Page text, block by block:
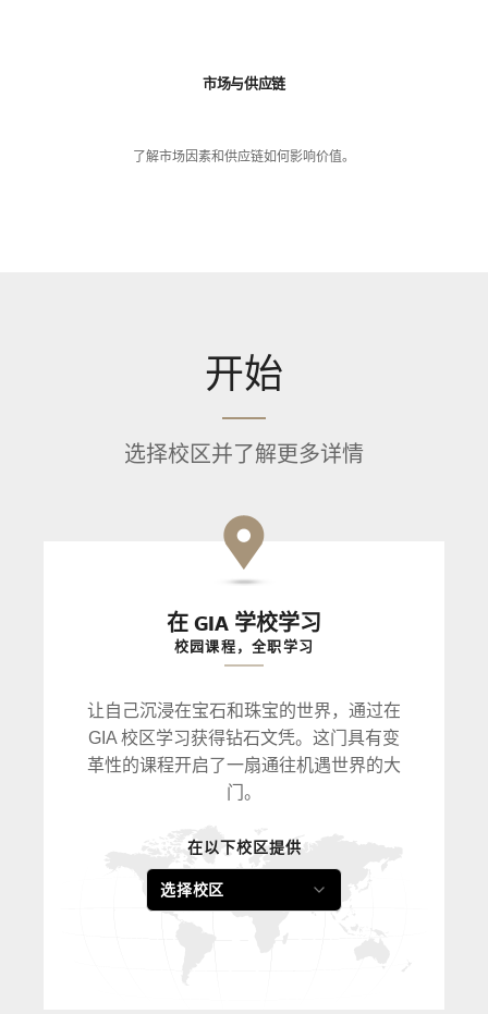
市场与供应链
了解市场因素和供应链如何影响价值。
开始
选择校区并了解更多详情
在 GIA 学校学习
校园课程，全职学习
让自己沉浸在宝石和珠宝的世界，通过在
GIA 校区学习获得钻石文凭。这门具有变
革性的课程开启了一扇通往机遇世界的大
门。
在以下校区提供
选择校区